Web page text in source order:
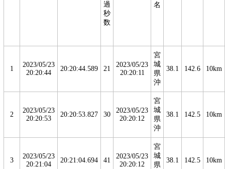
過
秒
数
名
1
2023/05/23
20:20:44
20:20:44.589 21
2023/05/23
20:20:11
宮
城
県
沖
38.1 142.6 10km
2
2023/05/23
20:20:53
20:20:53.827 30
2023/05/23
20:20:12
宮
城
県
沖
38.1 142.5 10km
3
2023/05/23
20:21:04
20:21:04.694 41
2023/05/23
20:20:12
宮
城
県
38.1 142.5 10km